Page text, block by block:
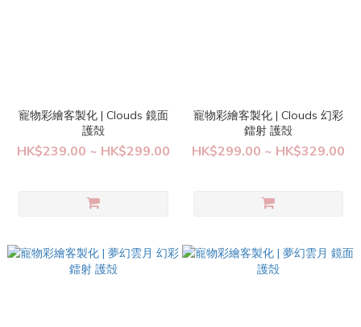
寵物彩繪客製化 | Clouds 鏡面
護殻
HK$239.00 ~ HK$299.00
寵物彩繪客製化 | Clouds 幻彩
鐳射 護殻
HK$299.00 ~ HK$329.00